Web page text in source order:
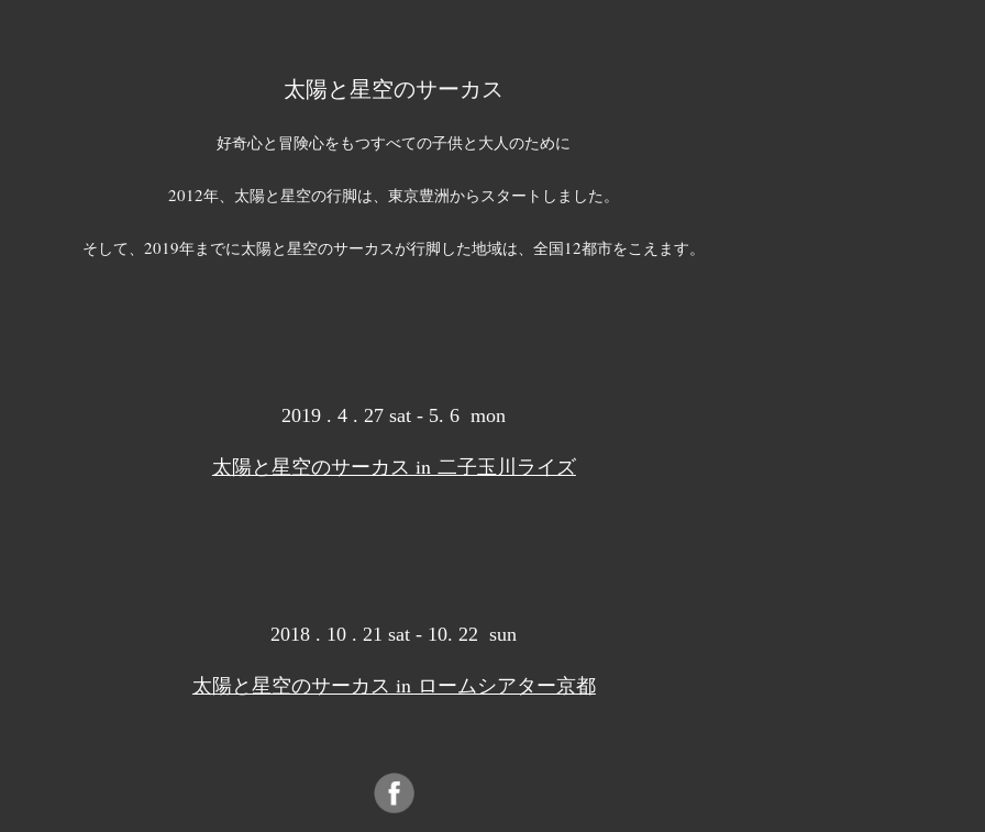
太陽と星空のサーカス
好奇心と冒険心をもつすべての子供と大人のために
2012年、太陽と星空の行脚は、東京豊洲からスタートしました。
そして、2019年までに太陽と星空のサーカスが行脚した地域は、全国12都市をこえます。
2019 . 4 . 27 sat - 5. 6 mon
太陽と星空のサーカス in 二子玉川ライズ
2018 . 10 . 21 sat - 10. 22 sun
太陽と星空のサーカス in ロームシアター京都